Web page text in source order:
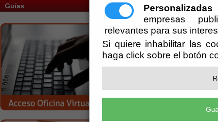
Personalizadas
empresas
relevantes para sus
Si quiere inhabilitar las
haga click sobre el botón
Guías